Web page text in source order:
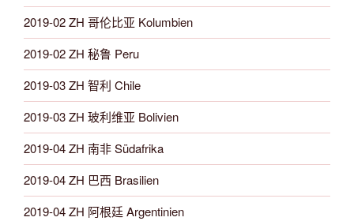
2019-02 ZH 哥伦比亚 Kolumbien
2019-02 ZH 秘鲁 Peru
2019-03 ZH 智利 Chile
2019-03 ZH 玻利维亚 Bolivien
2019-04 ZH 南非 Südafrika
2019-04 ZH 巴西 Brasilien
2019-04 ZH 阿根廷 Argentinien